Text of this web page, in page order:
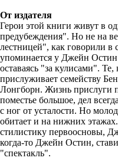
От издателя
Герои этой книги живут в
предубеждения". Но не на
лестницей", как говорили в
упоминается у Джейн
оставаясь "за кулисами".
прислуживает семейству
Лонгборн. Жизнь прислуги
поместье большое, дел
с ног от усталости. Но
обитает и на нижних
стилистику первоосновы,
когда-то Джейн Остин,
"спектакль".